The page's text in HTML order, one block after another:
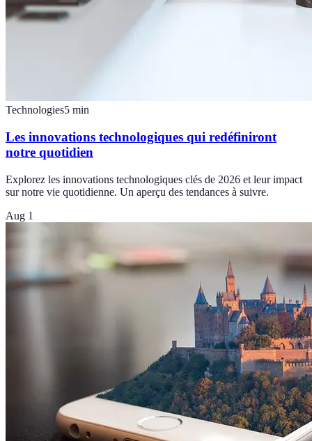
Technologies5 min
Les innovations technologiques qui redéfiniront
notre quotidien
Explorez les innovations technologiques clés de 2026 et leur impact
sur notre vie quotidienne. Un aperçu des tendances à suivre.
Aug 1